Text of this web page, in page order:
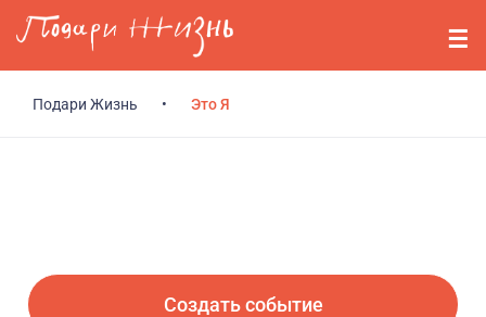
Перейти к основному содержанию
События
Войти
Подари Жизнь • Это Я
Создать событие